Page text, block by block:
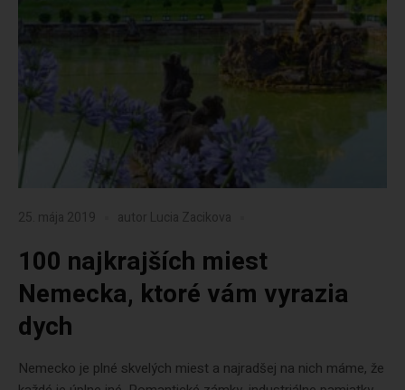
25. mája 2019 autor Lucia Zacikova
100 najkrajších miest
Nemecka, ktoré vám vyrazia
dych
Nemecko je plné skvelých miest a najradšej na nich máme, že